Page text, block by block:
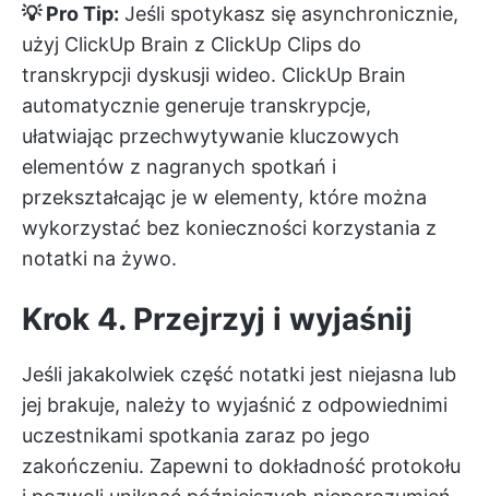
💡 Pro Tip: Jeśli spotykasz się asynchronicznie,
użyj ClickUp Brain z ClickUp Clips do
transkrypcji dyskusji wideo. ClickUp Brain
automatycznie generuje transkrypcje,
ułatwiając przechwytywanie kluczowych
elementów z nagranych spotkań i
przekształcając je w elementy, które można
wykorzystać bez konieczności korzystania z
notatki na żywo.
Krok 4. Przejrzyj i wyjaśnij
Jeśli jakakolwiek część notatki jest niejasna lub
jej brakuje, należy to wyjaśnić z odpowiednimi
uczestnikami spotkania zaraz po jego
zakończeniu. Zapewni to dokładność protokołu